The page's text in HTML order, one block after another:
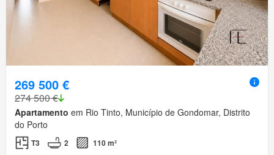
269 500 €
274 500 €
Apartamento em Rio Tinto, Município de Gondomar, Distrito
do Porto
T3 2 110 m²